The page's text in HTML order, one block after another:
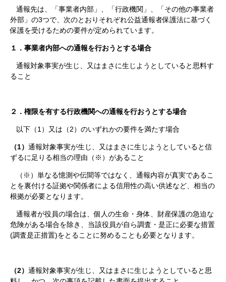
通報先は、「事業者内部」、「行政機関」、「その他の事業者
外部」の3つで、次のとおりそれぞれ公益通報者保護法に基づく
保護を受けるための要件が定められています。
１．事業者内部への通報を行おうとする場合
通報対象事実が生じ、又はまさに生じようとしていると思料す
ること
２．権限を有する行政機関への通報を行おうとする場合
以下（1）又は（2）のいずれかの要件を満たす場合
（1） 通報対象事実が生じ、又はまさに生じようとしていると信
ずるに足りる相当の理由（※）があること
（※）単なる憶測や伝聞等ではなく、通報内容が真実であるこ
とを裏付ける証拠や関係者による信用性の高い供述など、相当の
根拠が必要となります。
通報者が役員の場合は、個人の生命・身体、財産保護の急迫な
危険がある場合を除き、当該役員が自ら調査・是正に必要な措置
(調査是正措置)をとることに努めることも必要となります。
（2） 通報対象事実が生じ、又はまさに生じようとしていると思